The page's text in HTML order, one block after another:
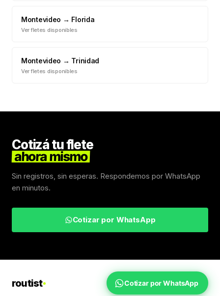
Montevideo → Florida
Ver fletes disponibles
Montevideo → Trinidad
Ver fletes disponibles
Cotizá tu flete
ahora mismo
Sin registros, sin esperas. Respondemos por WhatsApp
en minutos.
Cotizar por WhatsApp
routist Fletes UruguayInicio
Cotizar por WhatsApp